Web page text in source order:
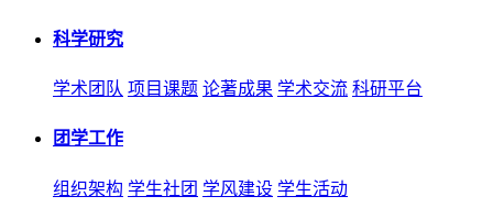
科学研究
学术团队 项目课题 论著成果 学术交流 科研平台
团学工作
组织架构 学生社团 学风建设 学生活动